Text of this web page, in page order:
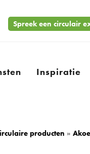
Spreek een circulair
Inspiratie
producten »